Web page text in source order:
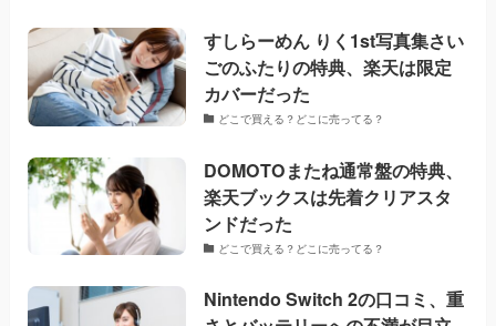
すしらーめん りく1st写真集さい
ごのふたりの特典、楽天は限定
カバーだった
どこで買える？どこに売ってる？
DOMOTOまたね通常盤の特典、
楽天ブックスは先着クリアスタ
ンドだった
どこで買える？どこに売ってる？
Nintendo Switch 2の口コミ、重